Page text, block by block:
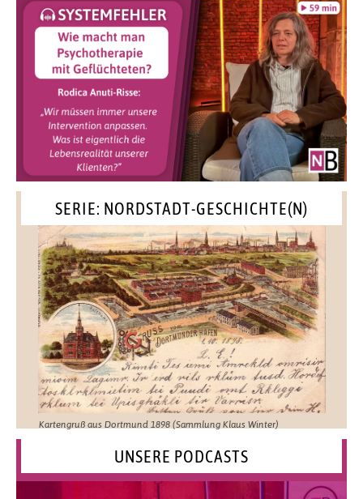
SERIE: NORDSTADT-GESCHICHTE(N)
Kartengruß aus Dortmund 1898 (Sammlung Klaus Winter)
UNSERE PODCASTS